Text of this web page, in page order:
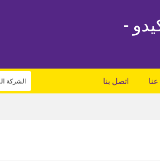
-
اتصل بنا